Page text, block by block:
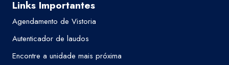
Links Importantes
Agendamento de Vistoria
Autenticador de laudos
Encontre a unidade mais próxima